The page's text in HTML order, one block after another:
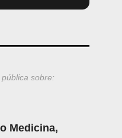
sobre:
Medicina,